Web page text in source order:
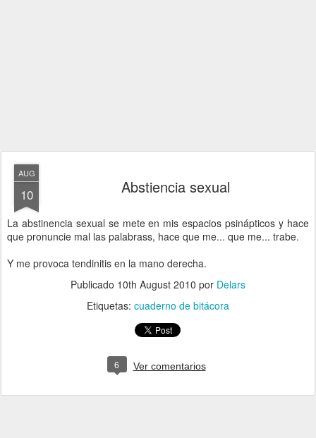
AUG
10 Abstiencia sexual
La abstinencia sexual se mete en mis espacios psinápticos y hace
que pronuncie mal las palabrass, hace que me... que me... trabe.
Y me provoca tendinitis en la mano derecha.
Publicado 10th August 2010 por Delars
Etiquetas: cuaderno de bitácora
6 Ver comentarios